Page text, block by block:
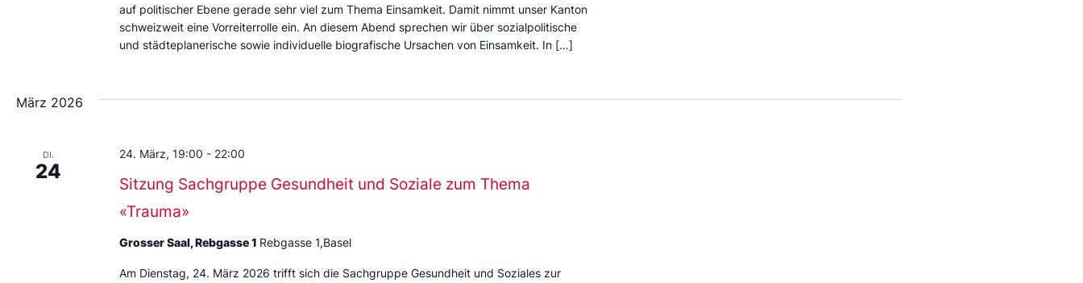
auf politischer Ebene gerade sehr viel zum Thema Einsamkeit. Damit nimmt unser Kanton
schweizweit eine Vorreiterrolle ein. An diesem Abend sprechen wir über sozialpolitische
und städteplanerische sowie individuelle biografische Ursachen von Einsamkeit. In […]
März 2026
DI.
24
Sitzung Sachgruppe Gesundheit und Soziale zum Thema
«Trauma»
24. März, 19:00 - 22:00
Grosser Saal, Rebgasse 1 Rebgasse 1,Basel
Am Dienstag, 24. März 2026 trifft sich die Sachgruppe Gesundheit und Soziales zur